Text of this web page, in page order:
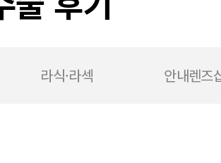
라식·라섹 안내렌즈